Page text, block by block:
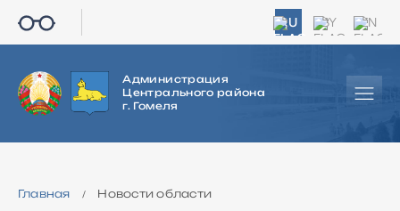
RU BY EN
Администрация
Центрального района
г. Гомеля
Главная / Новости области